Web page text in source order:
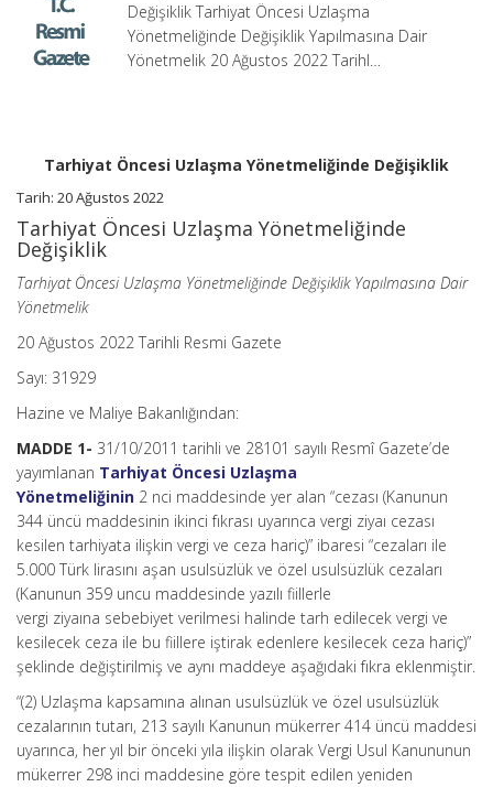
Değişiklik Tarhiyat Öncesi Uzlaşma
Yönetmeliğinde Değişiklik Yapılmasına Dair
Yönetmelik 20 Ağustos 2022 Tarihl…
Tarhiyat Öncesi Uzlaşma Yönetmeliğinde Değişiklik
Tarih: 20 Ağustos 2022
Tarhiyat Öncesi Uzlaşma Yönetmeliğinde
Değişiklik
Tarhiyat Öncesi Uzlaşma Yönetmeliğinde Değişiklik Yapılmasına Dair
Yönetmelik
20 Ağustos 2022 Tarihli Resmi Gazete
Sayı: 31929
Hazine ve Maliye Bakanlığından:
MADDE 1- 31/10/2011 tarihli ve 28101 sayılı Resmî Gazete’de
yayımlanan Tarhiyat Öncesi Uzlaşma
Yönetmeliğinin 2 nci maddesinde yer alan “cezası (Kanunun
344 üncü maddesinin ikinci fıkrası uyarınca vergi ziyaı cezası
kesilen tarhiyata ilişkin vergi ve ceza hariç)” ibaresi “cezaları ile
5.000 Türk lirasını aşan usulsüzlük ve özel usulsüzlük cezaları
(Kanunun 359 uncu maddesinde yazılı fiillerle
vergi ziyaına sebebiyet verilmesi halinde tarh edilecek vergi ve
kesilecek ceza ile bu fiillere iştirak edenlere kesilecek ceza hariç)”
şeklinde değiştirilmiş ve aynı maddeye aşağıdaki fıkra eklenmiştir.
“(2) Uzlaşma kapsamına alınan usulsüzlük ve özel usulsüzlük
cezalarının tutarı, 213 sayılı Kanunun mükerrer 414 üncü maddesi
uyarınca, her yıl bir önceki yıla ilişkin olarak Vergi Usul Kanununun
mükerrer 298 inci maddesine göre tespit edilen yeniden